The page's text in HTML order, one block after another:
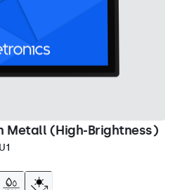
Metall (High-Brightness)